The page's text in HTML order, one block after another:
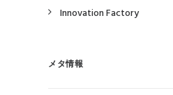
Innovation Factory
メタ情報